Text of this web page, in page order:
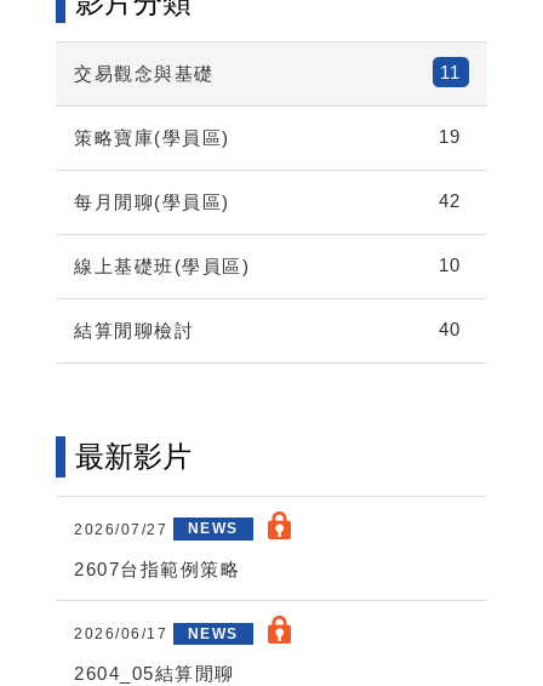
11
交易觀念與基礎
19
策略寶庫(學員區)
42
每月閒聊(學員區)
10
線上基礎班(學員區)
40
結算閒聊檢討
最新影片
2026/07/27 NEWS
2607台指範例策略
2026/06/17 NEWS
2604_05結算閒聊